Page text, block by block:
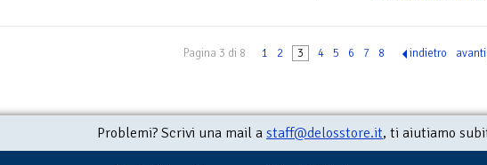
Pagina 3 di 8 1 2 3 4 5 6 7 8 indietro avanti
Problemi? Scrivi una mail a staff@delosstore.it, ti aiutiamo